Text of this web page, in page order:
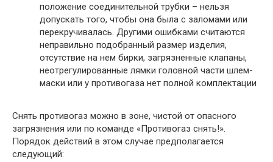
положение соединительной трубки – нельзя
допускать того, чтобы она была с заломами или
перекручивалась. Другими ошибками считаются
неправильно подобранный размер изделия,
отсутствие на нем бирки, загрязненные клапаны,
неотрегулированные лямки головной части шлем-
маски или у противогаза нет полной комплектации
Снять противогаз можно в зоне, чистой от опасного
загрязнения или по команде «Противогаз снять!».
Порядок действий в этом случае предполагается
следующий: